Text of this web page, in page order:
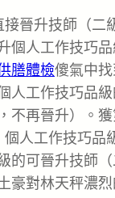
晉升技師（二
個人工作技巧
膳體檢傻氣中
工作技巧品級
不再晉升）。
人工作技巧品
的可晉升技師
豪對林天秤濃